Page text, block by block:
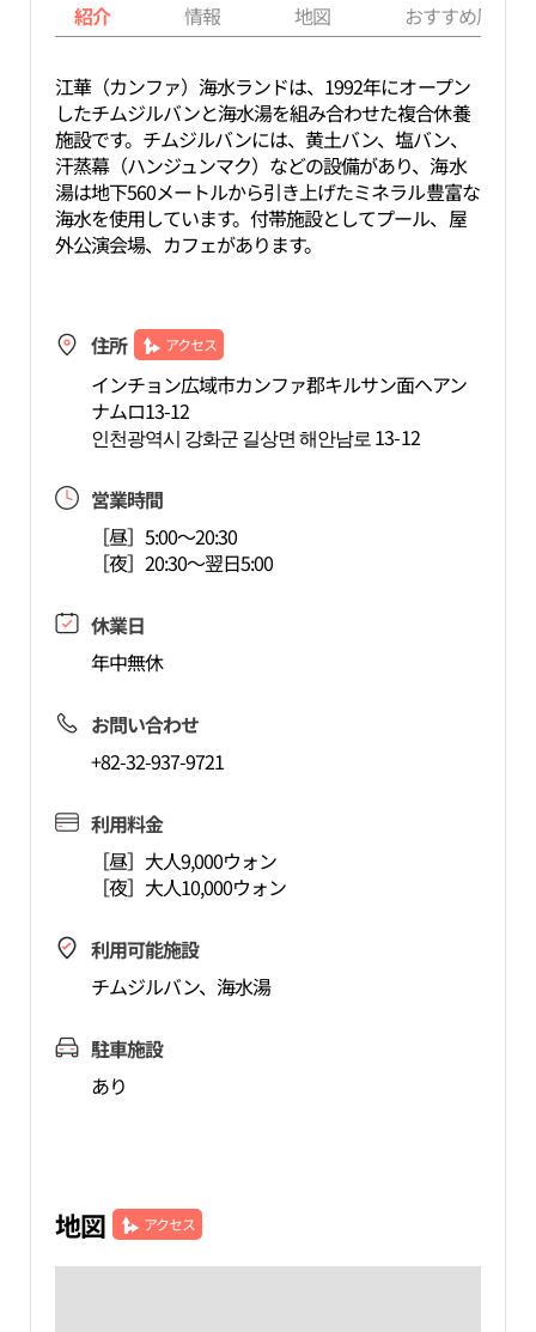
紹介 情報 地図 おすすめ周辺
江華（カンファ）海水ランドは、1992年にオープン
したチムジルバンと海水湯を組み合わせた複合休養
施設です。チムジルバンには、黄土バン、塩バン、
汗蒸幕（ハンジュンマク）などの設備があり、海水
湯は地下560メートルから引き上げたミネラル豊富な
海水を使用しています。付帯施設としてプール、屋
外公演会場、カフェがあります。
住所 アクセス
インチョン広域市カンファ郡キルサン面ヘアン
ナムロ13-12
인천광역시 강화군 길상면 해안남로 13-12
営業時間
［昼］5:00～20:30
［夜］20:30～翌日5:00
休業日
年中無休
お問い合わせ
+82-32-937-9721
利用料金
［昼］大人9,000ウォン
［夜］大人10,000ウォン
利用可能施設
チムジルバン、海水湯
駐車施設
あり
地図 アクセス